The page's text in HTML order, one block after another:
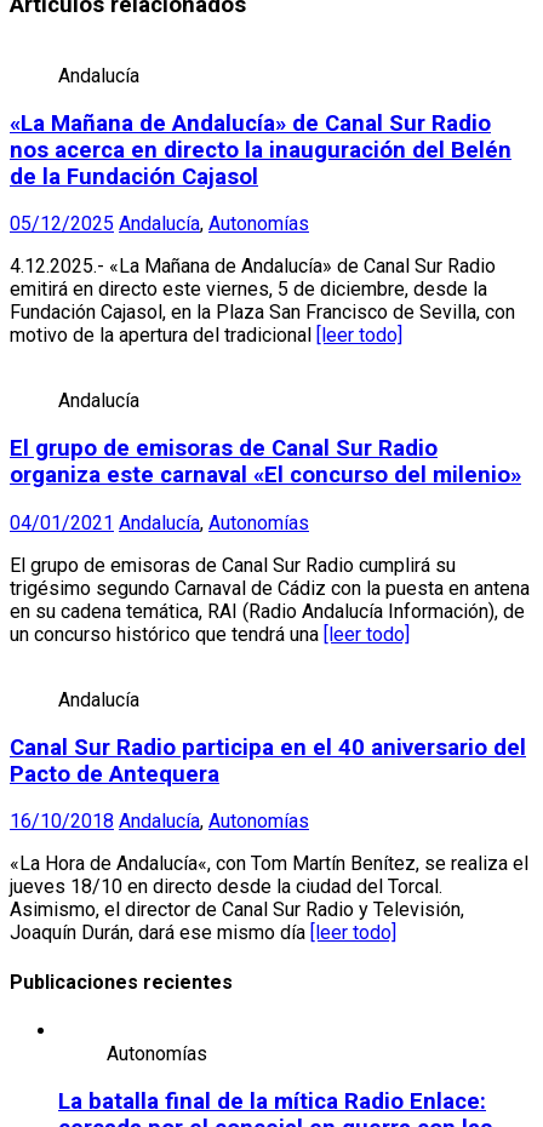
Andalucía
«La Mañana de Andalucía» de Canal Sur Radio
nos acerca en directo la inauguración del Belén
de la Fundación Cajasol
05/12/2025 Andalucía, Autonomías
4.12.2025.- «La Mañana de Andalucía» de Canal Sur Radio
emitirá en directo este viernes, 5 de diciembre, desde la
Fundación Cajasol, en la Plaza San Francisco de Sevilla, con
motivo de la apertura del tradicional
[leer todo]
Andalucía
El grupo de emisoras de Canal Sur Radio
organiza este carnaval «El concurso del milenio»
04/01/2021 Andalucía, Autonomías
El grupo de emisoras de Canal Sur Radio cumplirá su
trigésimo segundo Carnaval de Cádiz con la puesta en antena
en su cadena temática, RAI (Radio Andalucía Información), de
un concurso histórico que tendrá una [leer todo]
Andalucía
Canal Sur Radio participa en el 40 aniversario del
Pacto de Antequera
16/10/2018 Andalucía, Autonomías
«La Hora de Andalucía«, con Tom Martín Benítez, se realiza el
jueves 18/10 en directo desde la ciudad del Torcal.
Asimismo, el director de Canal Sur Radio y Televisión,
Joaquín Durán, dará ese mismo día
[leer todo]
Publicaciones recientes
Autonomías
La batalla final de la mítica Radio Enlace: